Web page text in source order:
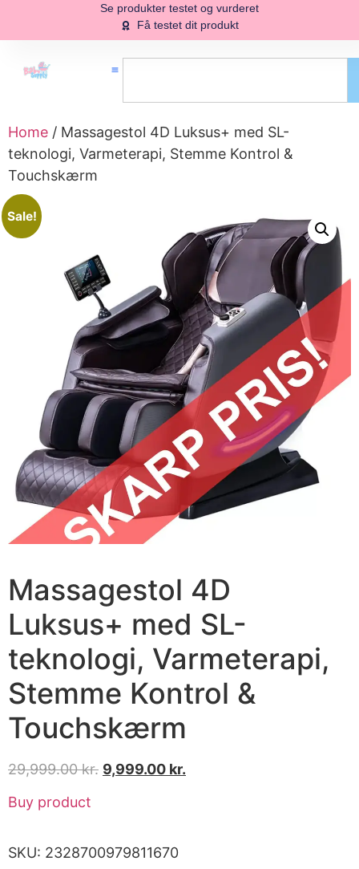
Se produkter testet og vurderet
Få testet dit produkt
Home / Massagestol 4D Luksus+ med SL-
teknologi, Varmeterapi, Stemme Kontrol &
Touchskærm
Sale!
Massagestol 4D
Luksus+ med SL-
teknologi, Varmeterapi,
Stemme Kontrol &
Touchskærm
29,999.00kr. 9,999.00 kr.
Buy product
SKU: 2328700979811670